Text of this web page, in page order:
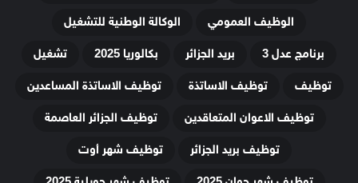
الوظيف العمومي
الوكالة الوطنية للتشغيل
برنامج عدل 3
بريد الجزائر بكالوريا 2025
تشغيل
توظيف
توظيف الاساتذة
توظيف الاساتذة المساعدين
توظيف الاعوان المتعاقدين
توظيف الجزائر العاصمة
توظيف بريد الجزائر
توظيف شهر أوت